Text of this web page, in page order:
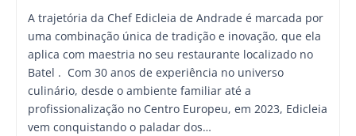
A trajetória da Chef Edicleia de Andrade é marcada por
uma combinação única de tradição e inovação, que ela
aplica com maestria no seu restaurante localizado no
Batel . Com 30 anos de experiência no universo
culinário, desde o ambiente familiar até a
profissionalização no Centro Europeu, em 2023, Edicleia
vem conquistando o paladar dos…